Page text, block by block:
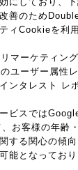
善のため
ィCookieを利
マーケティング
ユーザー属性
ンタレスト レ
ビスでは
お客様の年齢
する関心の傾
能となっており